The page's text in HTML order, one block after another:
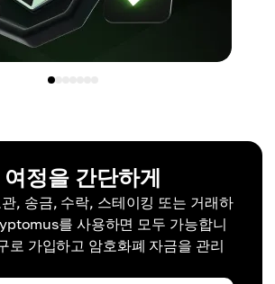
정을 간단하게
, 송금, 수락, 스테이킹 또는 거래하
를 사용하면 모두 가능합니
로 가입하고 암호화폐 자금을 관리